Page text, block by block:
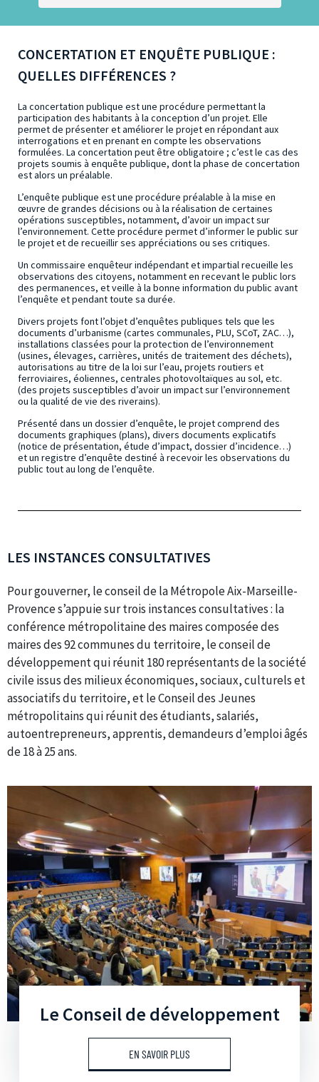
CONCERTATION ET ENQUÊTE PUBLIQUE :
QUELLES DIFFÉRENCES ?
La concertation publique est une procédure permettant la
participation des habitants à la conception d’un projet. Elle
permet de présenter et améliorer le projet en répondant aux
interrogations et en prenant en compte les observations
formulées. La concertation peut être obligatoire ; c’est le cas des
projets soumis à enquête publique, dont la phase de concertation
est alors un préalable.
L’enquête publique est une procédure préalable à la mise en
œuvre de grandes décisions ou à la réalisation de certaines
opérations susceptibles, notamment, d’avoir un impact sur
l’environnement. Cette procédure permet d’informer le public sur
le projet et de recueillir ses appréciations ou ses critiques.
Un commissaire enquêteur indépendant et impartial recueille les
observations des citoyens, notamment en recevant le public lors
des permanences, et veille à la bonne information du public avant
l’enquête et pendant toute sa durée.
Divers projets font l’objet d’enquêtes publiques tels que les
documents d’urbanisme (cartes communales, PLU, SCoT, ZAC…),
installations classées pour la protection de l’environnement
(usines, élevages, carrières, unités de traitement des déchets),
autorisations au titre de la loi sur l’eau, projets routiers et
ferroviaires, éoliennes, centrales photovoltaïques au sol, etc.
(des projets susceptibles d’avoir un impact sur l’environnement
ou la qualité de vie des riverains).
Présenté dans un dossier d’enquête, le projet comprend des
documents graphiques (plans), divers documents explicatifs
(notice de présentation, étude d’impact, dossier d’incidence…)
et un registre d’enquête destiné à recevoir les observations du
public tout au long de l’enquête.
LES INSTANCES CONSULTATIVES
Pour gouverner, le conseil de la Métropole Aix-Marseille-
Provence s’appuie sur trois instances consultatives : la
conférence métropolitaine des maires composée des
maires des 92 communes du territoire, le conseil de
développement qui réunit 180 représentants de la société
civile issus des milieux économiques, sociaux, culturels et
associatifs du territoire, et le Conseil des Jeunes
métropolitains qui réunit des étudiants, salariés,
autoentrepreneurs, apprentis, demandeurs d’emploi âgés
de 18 à 25 ans.
Le Conseil de développement
EN SAVOIR PLUS